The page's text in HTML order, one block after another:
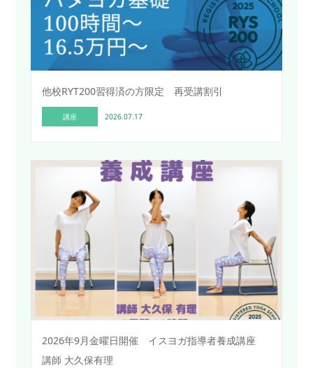
他校RYT200習得済の方限定 再受講割引
講座 2026.07.17
2026年9月金曜日開催 イスヨガ指導者養成講座
講師 大久保有理